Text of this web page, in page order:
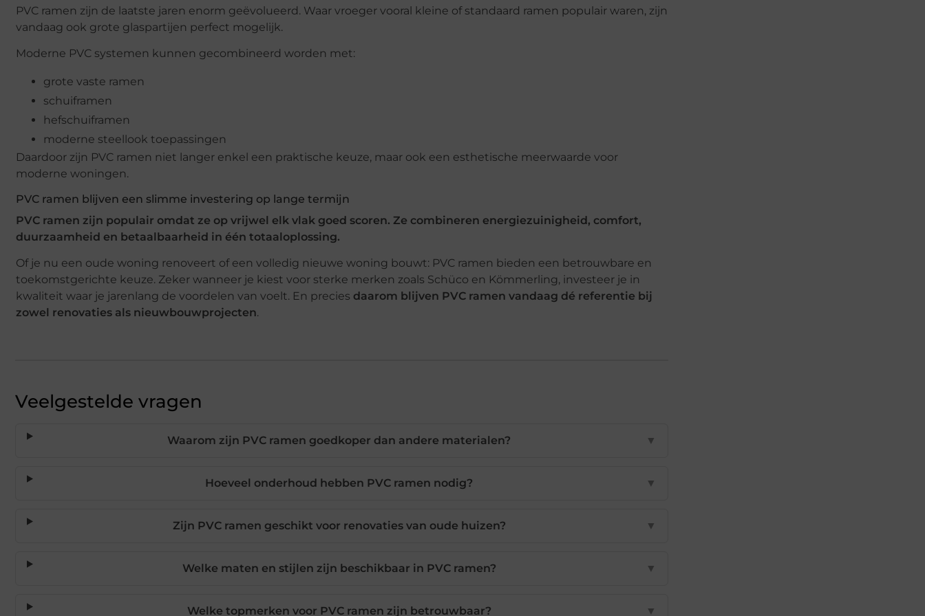
PVC ramen zijn de laatste jaren enorm geëvolueerd. Waar vroeger vooral kleine of standaard ramen populair waren, zijn
vandaag ook grote glaspartijen perfect mogelijk.
Moderne PVC systemen kunnen gecombineerd worden met:
grote vaste ramen
schuiframen
hefschuiframen
moderne steellook toepassingen
Daardoor zijn PVC ramen niet langer enkel een praktische keuze, maar ook een esthetische meerwaarde voor
moderne woningen.
PVC ramen blijven een slimme investering op lange termijn
PVC ramen zijn populair omdat ze op vrijwel elk vlak goed scoren. Ze combineren energiezuinigheid, comfort,
duurzaamheid en betaalbaarheid in één totaaloplossing.
Of je nu een oude woning renoveert of een volledig nieuwe woning bouwt: PVC ramen bieden een betrouwbare en
toekomstgerichte keuze. Zeker wanneer je kiest voor sterke merken zoals Schüco en Kömmerling, investeer je in
kwaliteit waar je jarenlang de voordelen van voelt. En precies daarom blijven PVC ramen vandaag dé referentie bij
zowel renovaties als nieuwbouwprojecten.
Veelgestelde vragen
Waarom zijn PVC ramen goedkoper dan andere materialen? ▼
Hoeveel onderhoud hebben PVC ramen nodig? ▼
Zijn PVC ramen geschikt voor renovaties van oude huizen? ▼
Welke maten en stijlen zijn beschikbaar in PVC ramen? ▼
Welke topmerken voor PVC ramen zijn betrouwbaar? ▼